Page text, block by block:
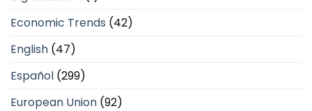
Economic Trends (42)
English (47)
Español (299)
European Union (92)